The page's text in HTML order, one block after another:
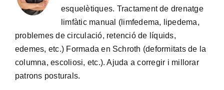
esquelètiques. Tractament de drenatge
limfàtic manual (limfedema, lipedema,
problemes de circulació, retenció de líquids,
edemes, etc.) Formada en Schroth (deformitats de la
columna, escoliosi, etc.). Ajuda a corregir i millorar
patrons posturals.